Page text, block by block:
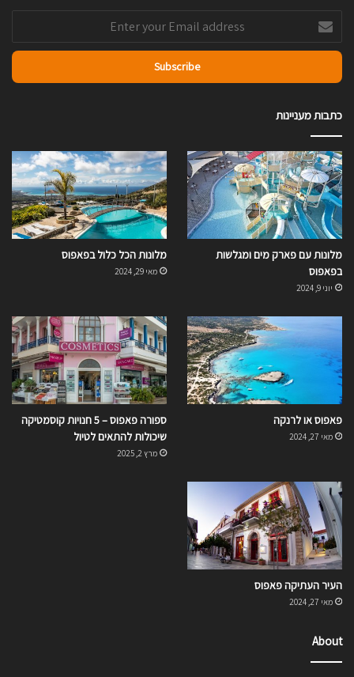
Enter
your
Email
כתבות מעניינות
מלונות עם פארק מים ומגלשות
בפאפוס
יוני 9, 2024
מלונות הכל כלול בפאפוס
מאי 29, 2024
פאפוס או לרנקה
מאי 27, 2024
ספורה פאפוס – 5 חנויות קוסמטיקה
שיכולות להתאים לטיול
מרץ 2, 2025
העיר העתיקה פאפוס
מאי 27, 2024
About